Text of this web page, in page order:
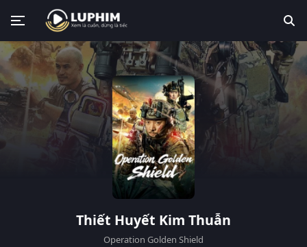
Thiết Huyết Kim Thuẫn
Operation Golden Shield